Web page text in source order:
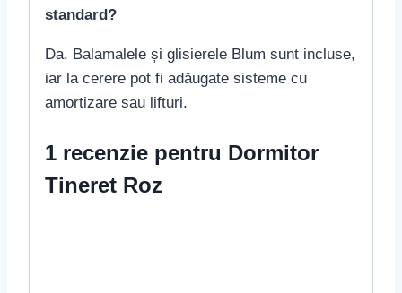
standard?
Da. Balamalele și glisierele Blum sunt incluse,
iar la cerere pot fi adăugate sisteme cu
amortizare sau lifturi.
1 recenzie pentru Dormitor
Tineret Roz